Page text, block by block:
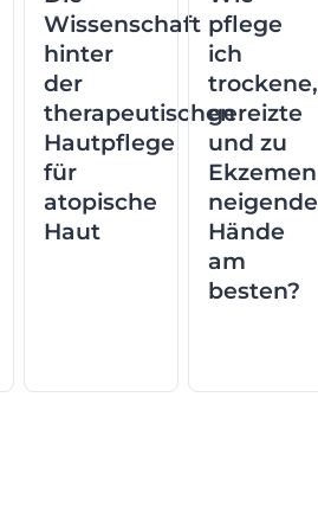
Wissenschaft
hinter
der
therapeutischen
Hautpflege
für
atopische
Haut
pflege
ich
trockene,
gereizte
und zu
Ekzemen
neigende
Hände
am
besten?